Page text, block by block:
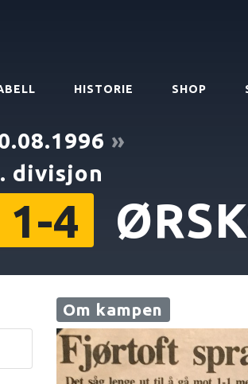
HISTORIE SHOP
»
divisjon
1-4
Om kampen